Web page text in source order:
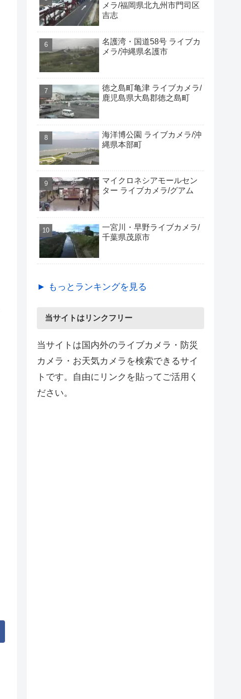
メラ/福岡県北九州市門司区
吉志
名護湾・国道58号 ライブカ
メラ/沖縄県名護市
徳之島町亀津 ライブカメラ/
鹿児島県大島郡徳之島町
海洋博公園 ライブカメラ/沖
縄県本部町
マイクロネシアモールセン
ター ライブカメラ/グアム
一宮川・早野ライブカメラ/
千葉県茂原市
► もっとランキングを見る
当サイトはリンクフリー
当サイトは国内外のライブカメラ・防災
カメラ・お天気カメラを検索できるサイ
トです。自由にリンクを貼ってご活用く
ださい。